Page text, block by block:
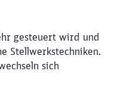
gesteuert wird und
Stellwerkstechniken.
sich